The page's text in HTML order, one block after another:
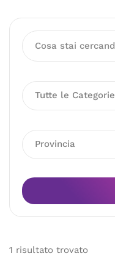
Tutte le Categorie
Provincia
1 risultato trovato